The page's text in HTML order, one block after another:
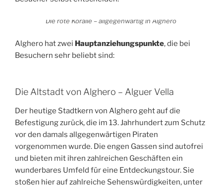
Die rote Koralle – allgegenwärtig in Alghero
Alghero hat zwei Hauptanziehungspunkte, die bei
Besuchern sehr beliebt sind:
Die Altstadt von Alghero – Alguer Vella
Der heutige Stadtkern von Alghero geht auf die
Befestigung zurück, die im 13. Jahrhundert zum Schutz
vor den damals allgegenwärtigen Piraten
vorgenommen wurde. Die engen Gassen sind autofrei
und bieten mit ihren zahlreichen Geschäften ein
wunderbares Umfeld für eine Entdeckungstour. Sie
stoßen hier auf zahlreiche Sehenswürdigkeiten, unter